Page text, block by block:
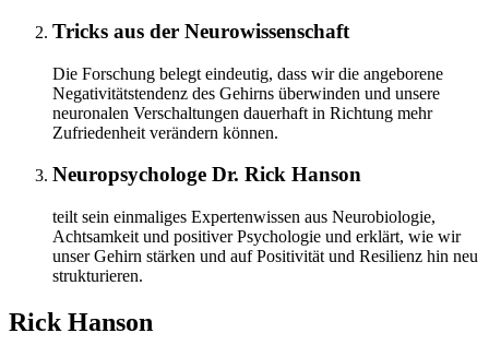
Tricks aus der Neurowissenschaft
Die Forschung belegt eindeutig, dass wir die angeborene
Negativitätstendenz des Gehirns überwinden und unsere
neuronalen Verschaltungen dauerhaft in Richtung mehr
Zufriedenheit verändern können.
Neuropsychologe Dr. Rick Hanson
teilt sein einmaliges Expertenwissen aus Neurobiologie,
Achtsamkeit und positiver Psychologie und erklärt, wie wir
unser Gehirn stärken und auf Positivität und Resilienz hin neu
strukturieren.
Rick Hanson